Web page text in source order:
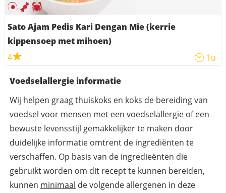
Sato Ajam Pedis Kari Dengan Mie (kerrie
kippensoep met mihoen)
4
1u
Voedselallergie informatie
Wij helpen graag thuiskoks en koks de bereiding van
voedsel voor mensen met een voedselallergie of een
bewuste levensstijl gemakkelijker te maken door
duidelijke informatie omtrent de ingrediënten te
verschaffen. Op basis van de ingredieënten die
gebruikt worden om dit recept te kunnen bereiden,
kunnen minimaal de volgende allergenen in deze